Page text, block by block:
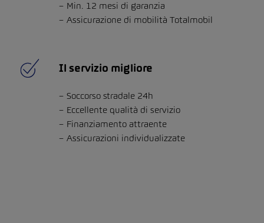
Min. 12 mesi di garanzia
Assicurazione di mobilità Totalmobil
Il servizio migliore
Soccorso stradale 24h
Eccellente qualità di servizio
Finanziamento attraente
Assicurazioni individualizzate